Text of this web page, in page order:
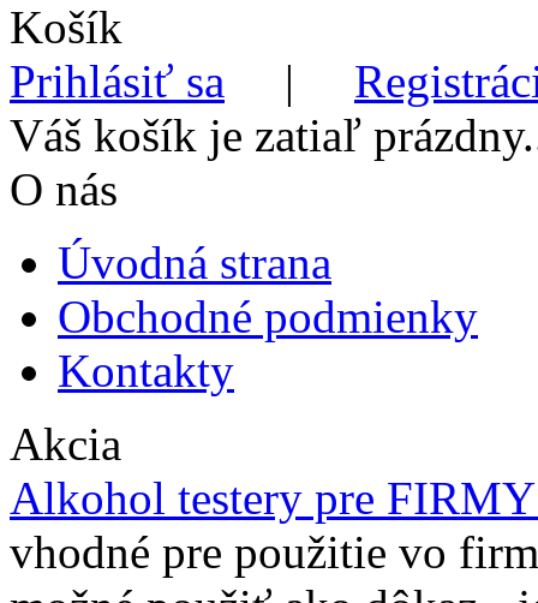
Košík
Prihlásiť sa |
Váš košík je zatiaľ
O nás
Úvodná strana
Obchodné podmienky
Kontakty
Akcia
Alkohol testery pre
vhodné pre použitie vo